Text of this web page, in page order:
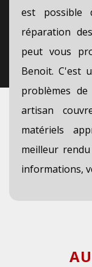
est possible
réparation
peut vous
Benoit. C'est
problèmes
artisan
matériels
meilleur
informations,